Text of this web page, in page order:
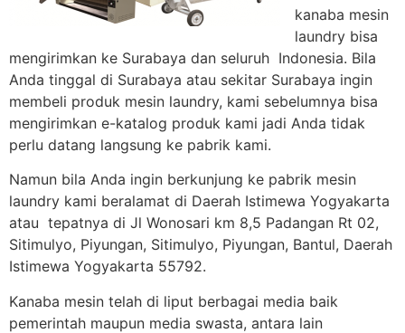
kanaba mesin
laundry bisa
mengirimkan ke Surabaya dan seluruh Indonesia. Bila
Anda tinggal di Surabaya atau sekitar Surabaya ingin
membeli produk mesin laundry, kami sebelumnya bisa
mengirimkan e-katalog produk kami jadi Anda tidak
perlu datang langsung ke pabrik kami.
Namun bila Anda ingin berkunjung ke pabrik mesin
laundry kami beralamat di Daerah Istimewa Yogyakarta
atau tepatnya di Jl Wonosari km 8,5 Padangan Rt 02,
Sitimulyo, Piyungan, Sitimulyo, Piyungan, Bantul, Daerah
Istimewa Yogyakarta 55792.
Kanaba mesin telah di liput berbagai media baik
pemerintah maupun media swasta, antara lain